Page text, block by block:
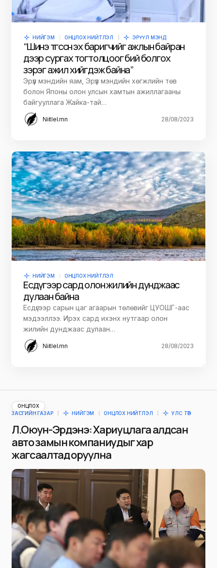
НИЙГЭМ ОНЦЛОХ НИЙТЛЭЛ ЭРҮҮЛ МЭНД
“Шинэ төгссөн эх баригчийг ажлын байран
дээр сургах тогтолцоог бий болгох
зэрэг ажил хийгдэж байна”
Эрүүл мэндийн яам, Эрүүл мэндийн хөгжлийн төв
болон Японы олон улсын хамтын ажиллагааны
байгууллага Жайка-тай…
Niitlel.mn 28/08/2023
НИЙГЭМ ОНЦЛОХ НИЙТЛЭЛ
Есдүгээр сард олон жилийн дунджаас
дулаан байна
Есдүгээр сарын цаг агаарын төлөвийг ЦУОШГ-аас
мэдээллээ. Ирэх сард ихэнх нутгаар олон
жилийн дунджаас дулаан…
Niitlel.mn 28/08/2023
ОНЦЛОХ
ЗАСГИЙН ГАЗАР
НИЙГЭМ ОНЦЛОХ НИЙТЛЭЛ УЛС ТӨР
Л.Оюун-Эрдэнэ: Хариуцлага алдсан
авто замын компаниудыг хар
жагсаалтад оруулна